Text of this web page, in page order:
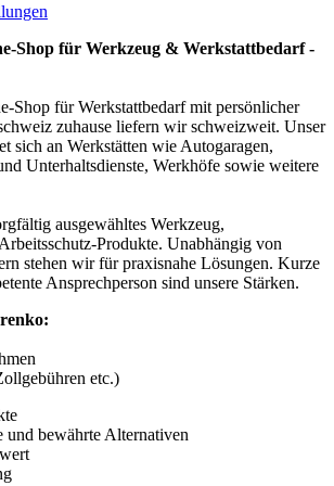
Shop für Werkzeug & Werkstattbedarf -
Shop für Werkstattbedarf mit persönlicher
zuhause liefern wir schweizweit. Unser
sich an Werkstätten wie Autogaragen,
Unterhaltsdienste, Werkhöfe sowie weitere
ausgewähltes Werkzeug,
Produkte. Unabhängig von
stehen wir für praxisnahe Lösungen. Kurze
Ansprechperson sind unsere Stärken.
etc.)
und bewährte Alternativen